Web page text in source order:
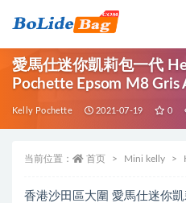
愛馬仕迷你凱莉包一代
Pochette Epsom M8 Gris
Kelly Pochette 2021-07-19 0
当前位置： 首页 Mini kelly
香港沙田區大圍 愛馬仕迷你